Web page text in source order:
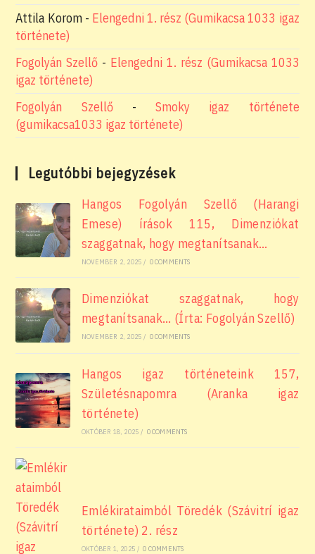
Attila Korom- Elengedni 1. rész (Gumikacsa 1033 igaz
története)
Fogolyán Szellő - Elengedni 1. rész (Gumikacsa 1033
igaz története)
Fogolyán Szellő-Smoky igaz története
(gumikacsa1033 igaz története)
Legutóbbi bejegyzések
Hangos Fogolyán Szellő (Harangi
Emese) írások 115, Dimenziókat
szaggatnak, hogy megtanítsanak…
NOVEMBER 2, 2025 / 0 COMMENTS
Dimenziókat szaggatnak, hogy
megtanítsanak… (Írta: Fogolyán Szellő)
NOVEMBER 2, 2025 / 0 COMMENTS
Hangos igaz történeteink 157,
Születésnapomra (Aranka igaz
története)
OKTÓBER 18, 2025 / 0 COMMENTS
Emlékirataimból Töredék (Szávitrí igaz
története) 2. rész
OKTÓBER 1, 2025 / 0 COMMENTS